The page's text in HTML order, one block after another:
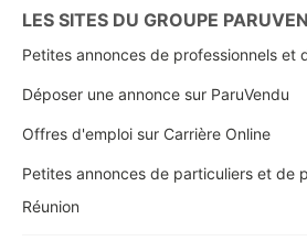
LES SITES DU GROUPE
Petites annonces de professionnels et
Déposer une annonce sur ParuVendu
Offres d'emploi sur Carrière Online
Petites annonces de particuliers et de
Réunion